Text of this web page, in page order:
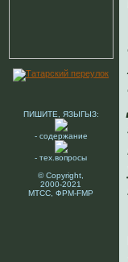
ПИШИТЕ, ЯЗЫГЫЗ:
- содержание
- тех.вопросы
© Copyright,
2000-2021
МТСС, ФРМ-FMP